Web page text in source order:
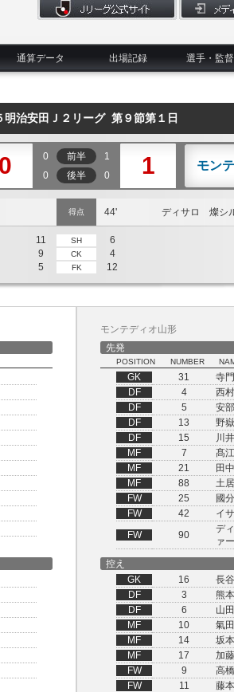
通算データ 出場記録 選手・監
明治安田Ｊ２リーグ 第９節第１日
0 0 前半
1
0
後半 0 1 モン
得点 44' ディサロ 燦シ
11 SH
6
9
CK
4
5
FK 12
モンテディオ山形
先発
POSITION NUMBER
GK 31
寺
DF
4
西
DF
5
安
DF
13
野
DF
15
川
MF
7
髙
MF
21
田
MF
88
土
FW
25
國
FW
42
イ
FW
90
デ
ァ
控え
GK
16
長
DF
3
熊
DF
6
山
MF
10
氣
MF
14
坂
MF
17
加
FW
9
高
FW
11
藤